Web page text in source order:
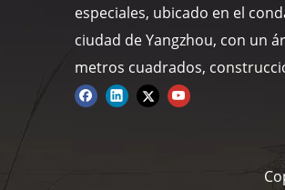
especiales, ubicado en el
ciudad de Yangzhou, con un
metros cuadrados,